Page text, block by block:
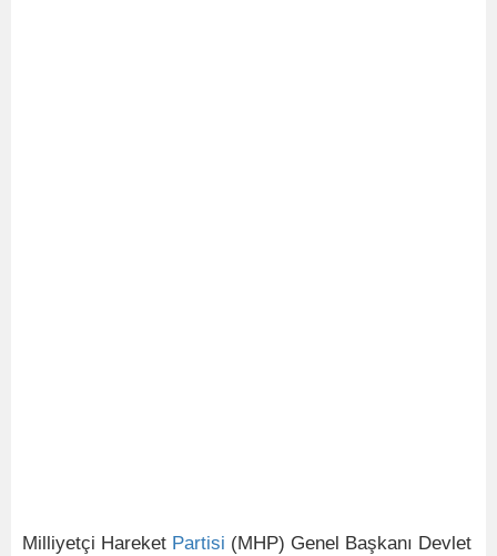
Milliyetçi Hareket Partisi (MHP) Genel Başkanı Devlet